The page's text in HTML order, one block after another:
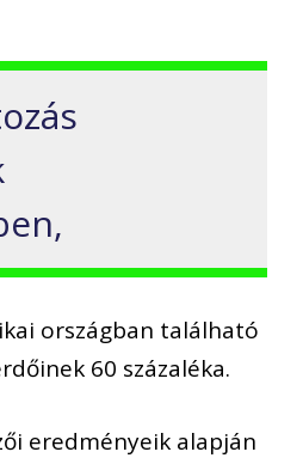
országban található
60 százaléka.
eredményeik alapján